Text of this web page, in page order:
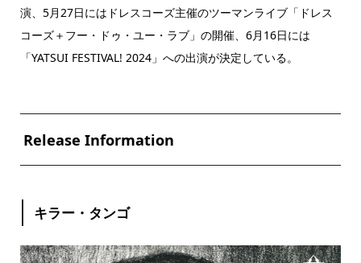
演、5月27日にはドレスコーズ主催のツーマンライブ「ドレス
コーズ＋フー・ドゥ・ユー・ラブ」の開催、6月16日には
「YATSUI FESTIVAL! 2024」への出演が決定している。
Release Information
キラー・タンゴ